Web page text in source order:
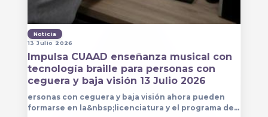
Noticia
13 Julio 2026
Impulsa CUAAD enseñanza musical con
tecnología braille para personas con
ceguera y baja visión 13 Julio 2026
ersonas con ceguera y baja visión ahora pueden
formarse en la&nbsp;licenciatura y el programa de